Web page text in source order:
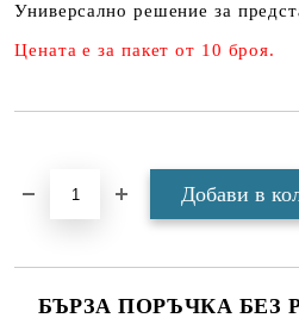
Универсално решение за
Цената е за пакет от 10 броя.
БЪРЗА ПОРЪЧКА БЕЗ